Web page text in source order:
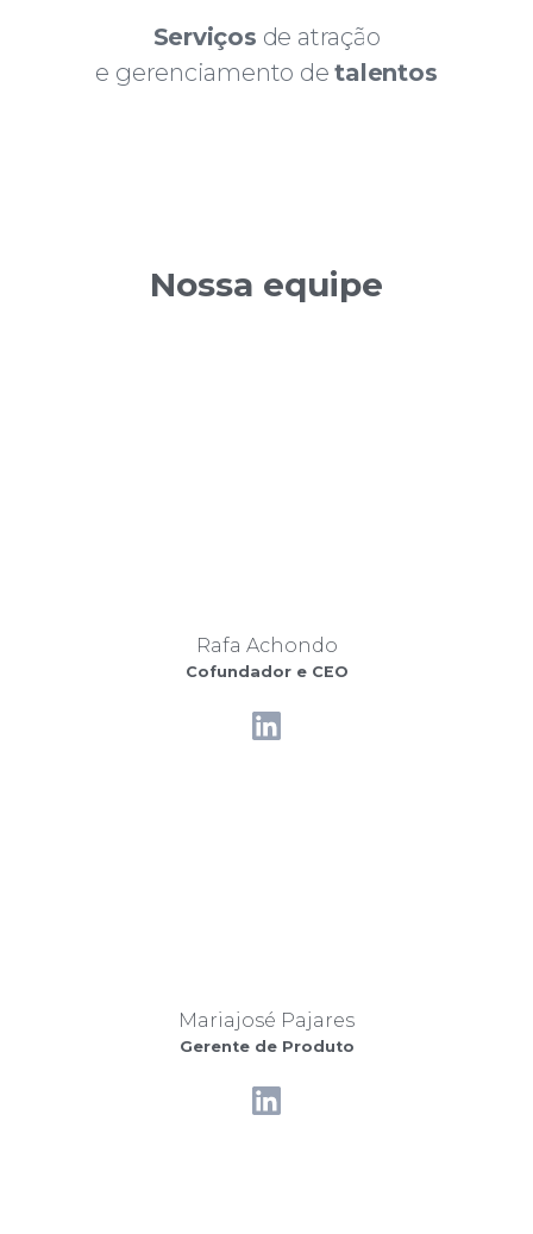
Serviços de atração
e gerenciamento detalentos
Nossa equipe
Rafa Achondo
Cofundador e CEO
Mariajosé Pajares
Gerente de Produto